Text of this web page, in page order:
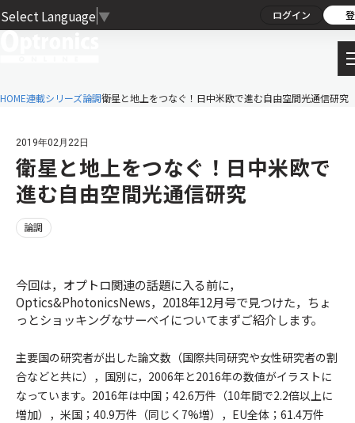
Select Language ▼ ログイン
HOME連載シリーズ論調衛星と地上をつなぐ！日中米欧で進む自由空間光通信研究
2019年02月22日
衛星と地上をつなぐ！日中米欧で
進む自由空間光通信研究
論調
今回は，オプトロ関連の話題に入る前に，
Optics&PhotonicsNews，2018年12月号で見つけた，ちょ
っとショッキングなサーベイについてまずご紹介します。
主要国の研究者が出した論文数（国際共同研究や女性研究者の割
合などと共に），国別に，2006年と2016年の数値がイラストに
なっています。2016年は中国；42.6万件（10年間で2.2倍以上に
増加），米国；40.9万件（同じく7%増），EU全体；61.4万件